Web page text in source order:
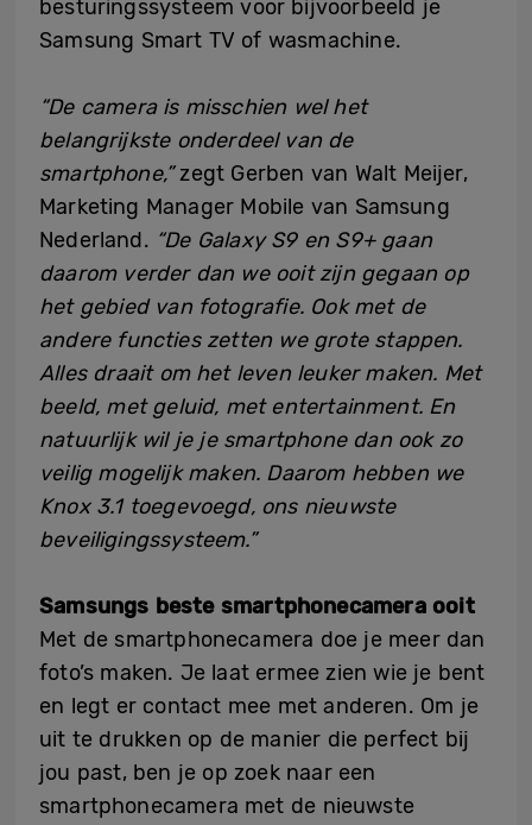
besturingssysteem voor bijvoorbeeld je
Samsung Smart TV of wasmachine.
“De camera is misschien wel het
belangrijkste onderdeel van de
smartphone,”zegt Gerben van Walt Meijer,
Marketing Manager Mobile van Samsung
Nederland. “De Galaxy S9 en S9+ gaan
daarom verder dan we ooit zijn gegaan op
het gebied van fotografie. Ook met de
andere functies zetten we grote stappen.
Alles draait om het leven leuker maken. Met
beeld, met geluid, met entertainment. En
natuurlijk wil je je smartphone dan ook zo
veilig mogelijk maken. Daarom hebben we
Knox 3.1 toegevoegd, ons nieuwste
beveiligingssysteem.”
Samsungs beste smartphonecamera ooit
Met de smartphonecamera doe je meer dan
foto’s maken. Je laat ermee zien wie je bent
en legt er contact mee met anderen. Om je
uit te drukken op de manier die perfect bij
jou past, ben je op zoek naar een
smartphonecamera met de nieuwste